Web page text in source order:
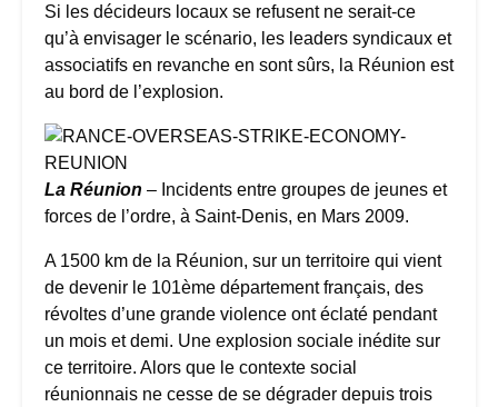
Si les décideurs locaux se refusent ne serait-ce
qu’à envisager le scénario, les leaders syndicaux et
associatifs en revanche en sont sûrs, la Réunion est
au bord de l’explosion.
La Réunion – Incidents entre groupes de jeunes et
forces de l’ordre, à Saint-Denis, en Mars 2009.
A 1500 km de la Réunion, sur un territoire qui vient
de devenir le 101ème département français, des
révoltes d’une grande violence ont éclaté pendant
un mois et demi. Une explosion sociale inédite sur
ce territoire. Alors que le contexte social
réunionnais ne cesse de se dégrader depuis trois